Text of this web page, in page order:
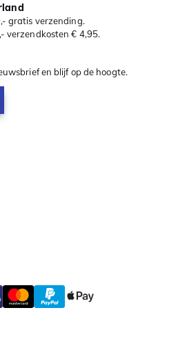
gratis verzending.
verzendkosten € 4,95.
en blijf op de hoogte.